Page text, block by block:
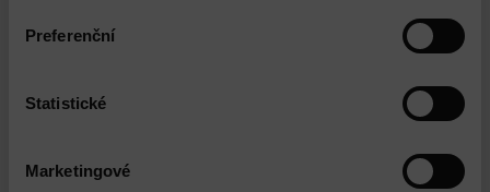
Preferenční
Statistické
Marketingové
Ke stažení
Instalace a implementace Dell NetWorker